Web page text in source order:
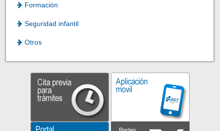
Formación
Seguridad infantil
Otros